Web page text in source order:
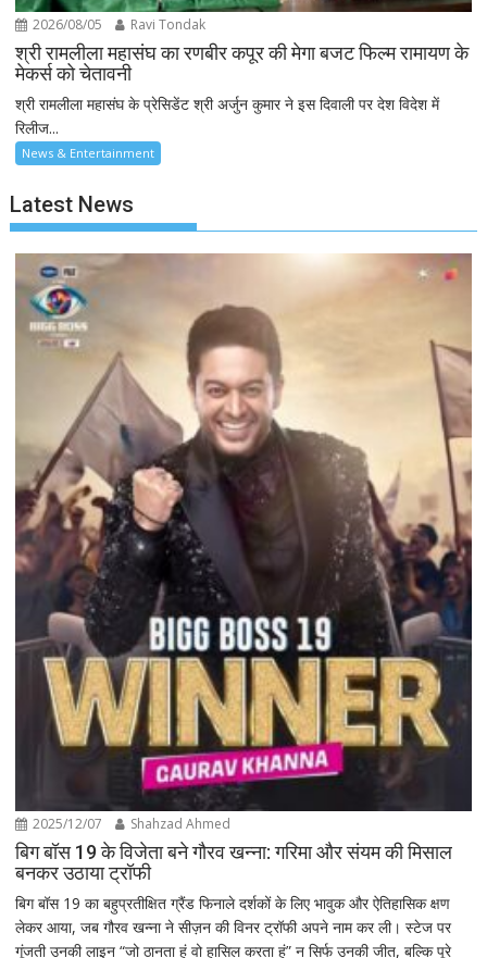
2026/08/05 Ravi Tondak
श्री रामलीला महासंघ का रणबीर कपूर की मेगा बजट फिल्म रामायण के
मेकर्स को चेतावनी
श्री रामलीला महासंघ के प्रेसिडेंट श्री अर्जुन कुमार ने इस दिवाली पर देश विदेश में
रिलीज...
News & Entertainment
Latest News
2025/12/07 Shahzad Ahmed
बिग बॉस 19 के विजेता बने गौरव खन्ना: गरिमा और संयम की मिसाल
बनकर उठाया ट्रॉफी
बिग बॉस 19 का बहुप्रतीक्षित ग्रैंड फिनाले दर्शकों के लिए भावुक और ऐतिहासिक क्षण
लेकर आया, जब गौरव खन्ना ने सीज़न की विनर ट्रॉफी अपने नाम कर ली। स्टेज पर
गूंजती उनकी लाइन “जो ठानता हूं वो हासिल करता हूं” न सिर्फ उनकी जीत, बल्कि पूरे